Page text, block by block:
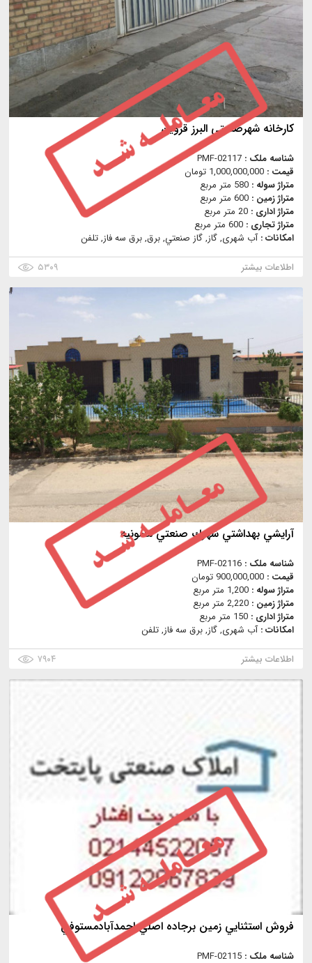
کارخانه شهرصنعتی البرز قزوین
شناسه ملک : PMF-02117
قیمت : 1,000,000,000 تومان
متراژ سوله : 580 متر مربع
متراژ زمین : 600 متر مربع
متراژ اداری : 20 متر مربع
متراژ تجاری : 600 متر مربع
امکانات :آب شهری, گاز, گاز صنعتي, برق, برق سه فاز, تلفن
اطلاعات بیشتر
۵۳۰۹
آرايشي بهداشتي شهرك صنعتي مامونيه
شناسه ملک : PMF-02116
قیمت : 900,000,000 تومان
متراژ سوله : 1,200 متر مربع
متراژ زمین : 2,220 متر مربع
متراژ اداری : 150 متر مربع
امکانات :آب شهری, گاز, برق سه فاز, تلفن
اطلاعات بیشتر
۷۹۰۴
فروش استثنايي زمين برجاده اصلي احمدآبادمستوفي
شناسه ملک : PMF-02115